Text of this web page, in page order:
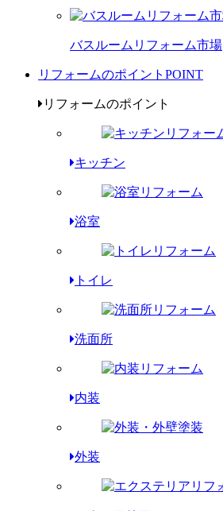
バスルームリフォーム市場
リフォームのポイント POINT
リフォームのポイント
キッチン
浴室
トイレ
洗面所
内装
外装